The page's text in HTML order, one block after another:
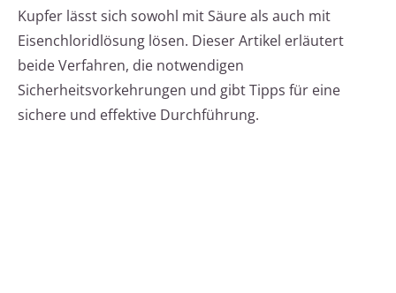
Kupfer lässt sich sowohl mit Säure als auch mit
Eisenchloridlösung lösen. Dieser Artikel erläutert
beide Verfahren, die notwendigen
Sicherheitsvorkehrungen und gibt Tipps für eine
sichere und effektive Durchführung.